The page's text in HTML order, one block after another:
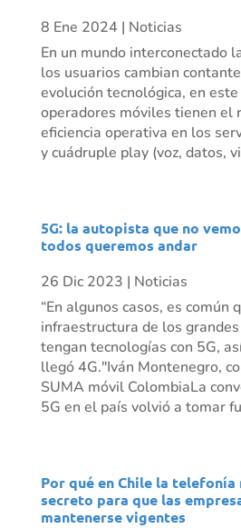
8 Ene 2024 | Noticias
En un mundo interconectado
los usuarios cambian
evolución tecnológica, en
operadores móviles tienen el
eficiencia operativa en los
y cuádruple play (voz, datos,
5G: la autopista que no
todos queremos andar
26 Dic 2023 | Noticias
“En algunos casos, es común
infraestructura de los
tengan tecnologías con 5G,
llegó 4G."Iván Montenegro,
SUMA móvil ColombiaLa
5G en el país volvió a tomar
Por qué en Chile la telefonía
secreto para que las
mantenerse vigentes